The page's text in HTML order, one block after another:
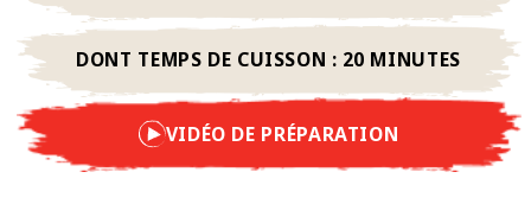
DONT TEMPS DE CUISSON : 20 MINUTES
VIDÉO DE PRÉPARATION